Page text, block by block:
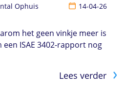
Ophuis 14-04-26
het geen vinkje meer is
ISAE 3402-rapport nog
Lees verder